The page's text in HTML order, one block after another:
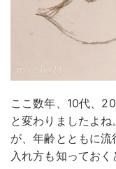
ここ数年、10代、
と変わりましたよ
が、年齢とともに
入れ方も知ってお